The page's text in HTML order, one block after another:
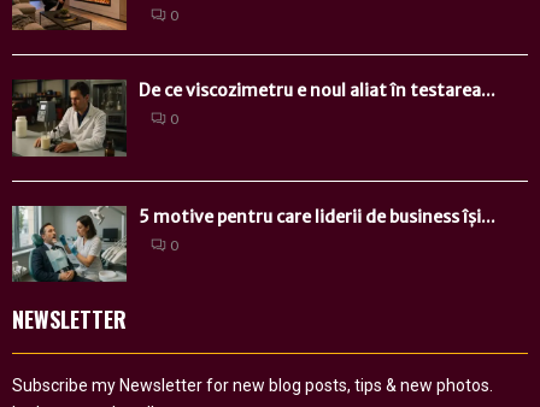
0
De ce viscozimetru e noul aliat în testarea...
0
5 motive pentru care liderii de business își...
0
NEWSLETTER
Subscribe my Newsletter for new blog posts, tips & new photos.